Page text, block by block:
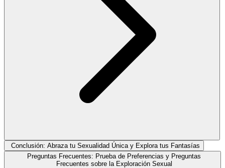
Conclusión: Abraza tu Sexualidad Única y Explora tus Fantasías
Preguntas Frecuentes: Prueba de Preferencias y Preguntas
Frecuentes sobre la Exploración Sexual